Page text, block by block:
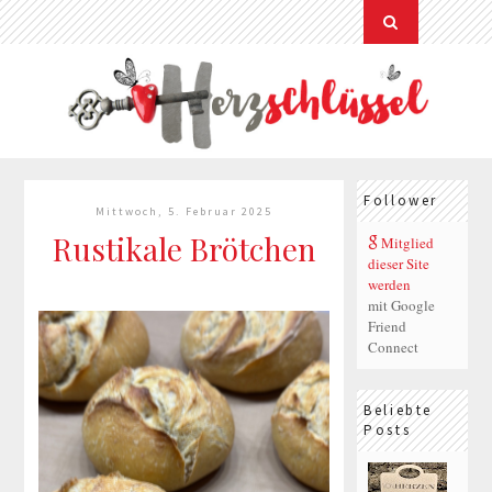
Mittwoch, 5. Februar 2025
Rustikale Brötchen
Follower
Mitglied
dieser Site
werden
mit Google
Friend
Connect
Beliebte
Posts